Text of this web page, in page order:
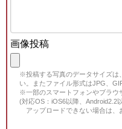
画像投稿
※投稿する写真のデータサイズは
い。またファイル形式はJPG、
※一部のスマートフォンやブラウ
(対応OS：iOS6以降、Android2.2
アップロードできない場合は、